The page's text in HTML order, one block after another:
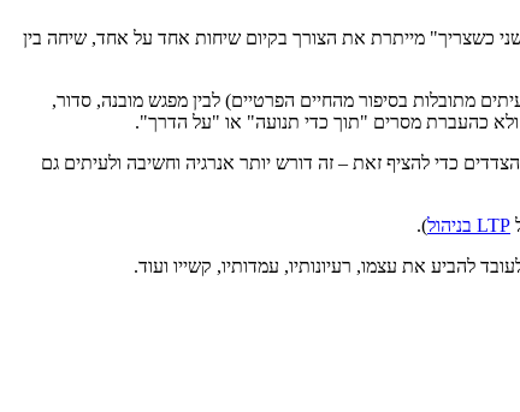
כשצריך" מייתרת את הצורך בקיום שיחות אחד על אחד, שיחה בין
מתובלות בסיפור מהחיים הפרטיים) לבין מפגש מובנה, סדור,
כהעברת מסרים "תוך כדי תנועה" או "על הדרך".
כדי להציף זאת – זה דורש יותר אנרגיה וחשיבה ולעיתים גם
LTP בניהול
).
להביע את עצמו, רעיונותיו, עמדותיו, קשייו ועוד.